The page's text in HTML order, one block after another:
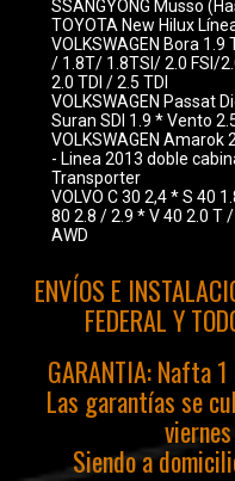
SSANGYONG Musso
TOYOTA New Hilux
VOLKSWAGEN Bora
/ 1.8T/ 1.8TSI/ 2.0 FSI/
2.0 TDI / 2.5 TDI
VOLKSWAGEN Passat
Suran SDI 1.9 * Vento
VOLKSWAGEN Amarok
- Linea 2013 doble
Transporter
VOLVO C 30 2,4 * S 40
80 2.8 / 2.9 * V 40 2.0 T
AWD
ENVÍOS E
FEDERAL Y
GARANTIA: Nafta
Las garantías se
Siendo a